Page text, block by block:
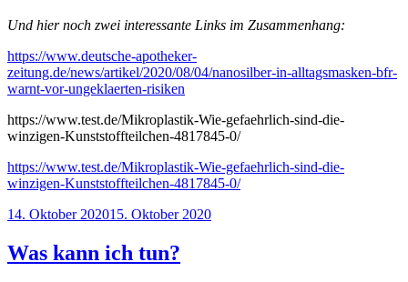
Und hier noch zwei interessante Links im Zusammenhang:
https://www.deutsche-apotheker-
zeitung.de/news/artikel/2020/08/04/nanosilber-in-alltagsmasken-bfr-
warnt-vor-ungeklaerten-risiken
https://www.test.de/Mikroplastik-Wie-gefaehrlich-sind-die-
winzigen-Kunststoffteilchen-4817845-0/
https://www.test.de/Mikroplastik-Wie-gefaehrlich-sind-die-
winzigen-Kunststoffteilchen-4817845-0/
Veröffentlicht
14. Oktober 202015. Oktober 2020
Was kann ich tun?